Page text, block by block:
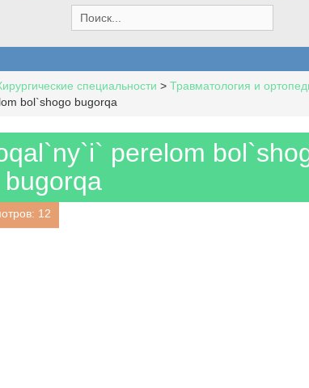
e
a
h
:
специальности > Травматология и
bol`shogo bugorqa
perelom
bugorqa
12